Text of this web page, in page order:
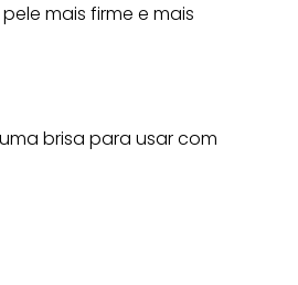
mais firme e mais
brisa para usar com